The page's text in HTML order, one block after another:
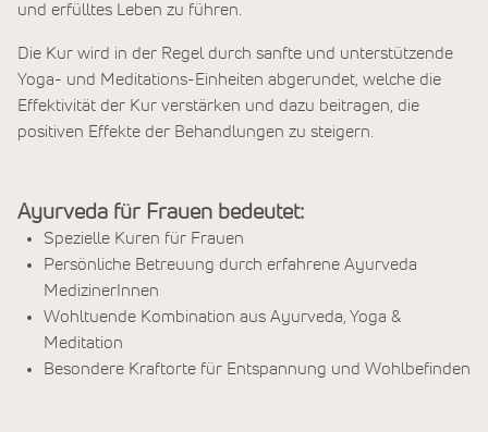
und erfülltes Leben zu führen.
Die Kur wird in der Regel durch sanfte und unterstützende
Yoga- und Meditations-Einheiten abgerundet, welche die
Effektivität der Kur verstärken und dazu beitragen, die
positiven Effekte der Behandlungen zu steigern.
Ayurveda für Frauen bedeutet:
Spezielle Kuren für Frauen
Persönliche Betreuung durch erfahrene Ayurveda
MedizinerInnen
Wohltuende Kombination aus Ayurveda, Yoga &
Meditation
Besondere Kraftorte für Entspannung und Wohlbefinden